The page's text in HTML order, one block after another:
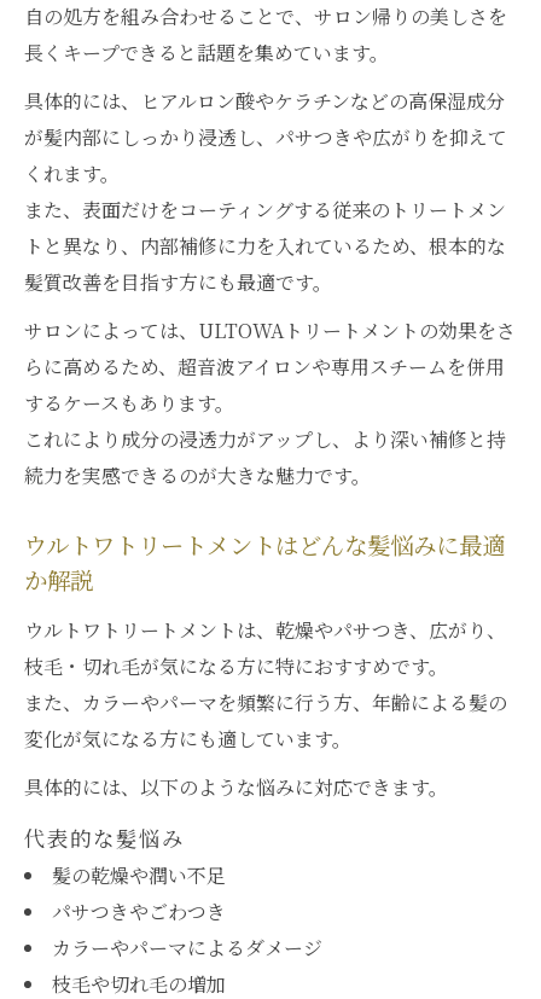
髪の内部補修に強いULTOWAトリートメン
トの実力
のメリット
髪質改善に効くULTOWAトリートメントの
活用法
自の処方を組み合わせることで、サロン帰りの美しさを
長くキープできると話題を集めています。
具体的には、ヒアルロン酸やケラチンなどの高保湿成分
が髪内部にしっかり浸透し、パサつきや広がりを抑えて
くれます。
また、表面だけをコーティングする従来のトリートメン
トと異なり、内部補修に力を入れているため、根本的な
髪質改善を目指す方にも最適です。
サロンによっては、ULTOWAトリートメントの効果をさ
らに高めるため、超音波アイロンや専用スチームを併用
するケースもあります。
これにより成分の浸透力がアップし、より深い補修と持
続力を実感できるのが大きな魅力です。
ウルトワトリートメントはどんな髪悩みに最適
か解説
ウルトワトリートメントは、乾燥やパサつき、広がり、
枝毛・切れ毛が気になる方に特におすすめです。
また、カラーやパーマを頻繁に行う方、年齢による髪の
変化が気になる方にも適しています。
具体的には、以下のような悩みに対応できます。
代表的な髪悩み
髪の乾燥や潤い不足
パサつきやごわつき
カラーやパーマによるダメージ
枝毛や切れ毛の増加